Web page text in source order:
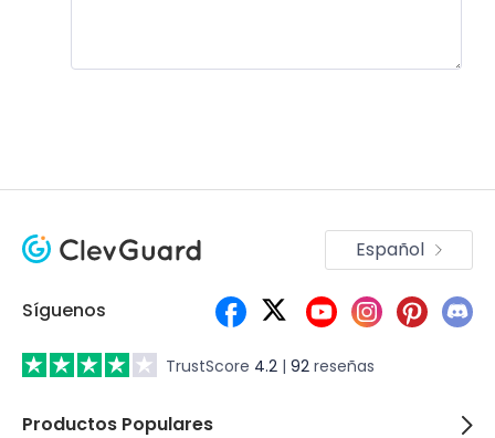
TrustScore 4.2 | 92 reseñas
Síguenos
Español
Productos Populares